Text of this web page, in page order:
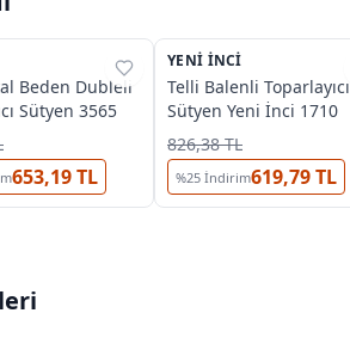
Beden Dubleli
Sütyen 3565
653,19 TL
%27
YENI İNCI
Telli Balenli Toparlayıcı
Sütyen Yeni İnci 1710
826,38 TL
%25 İndirim619,79 TL